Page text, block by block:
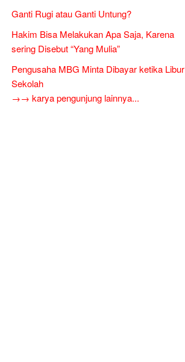
Ganti Rugi atau Ganti Untung?
Hakim Bisa Melakukan Apa Saja, Karena
sering Disebut “Yang Mulia”
Pengusaha MBG Minta Dibayar ketika Libur
Sekolah
→→ karya pengunjung lainnya...